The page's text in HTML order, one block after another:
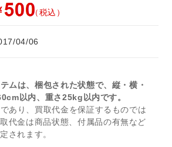
（税込）
04/06
ムは、梱包された状態で、縦・横・
以内、重さ25kg以内です。
あり、買取代金を保証するものでは
代金は商品状態、付属品の有無など
されます。